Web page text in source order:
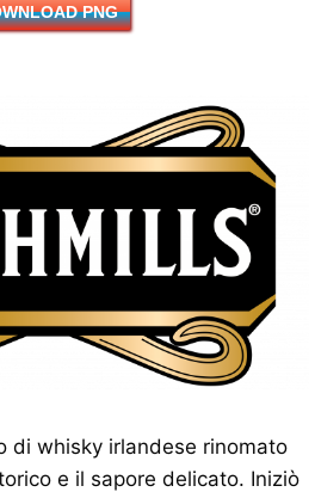
PNG
di whisky irlandese rinomato
e il sapore delicato. Iniziò